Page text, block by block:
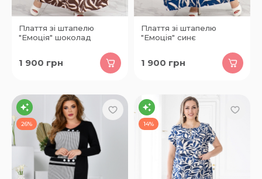
Плаття зі штапелю
"Емоція" шоколад
1 900 грн
Плаття зі штапелю
"Емоція" синє
1 900 грн
26% 14%